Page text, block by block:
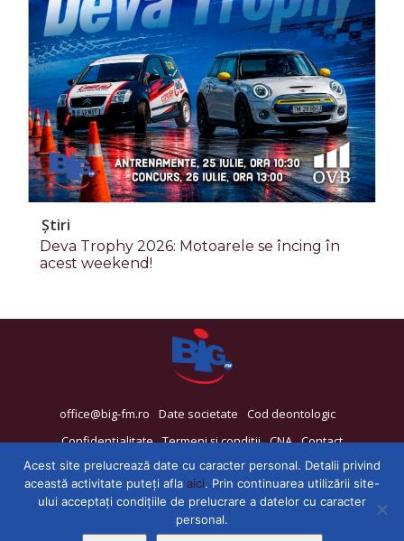
Știri
Deva Trophy 2026: Motoarele se încing în
acest weekend!
office@big-fm.ro Date societate
Cod deontologic
Confidențialitate Termeni și condiții CNA Contact
Acest site prelucrează date cu caracter personal. Detalii privind
această activitate puteți afla aici. Prin continuarea utilizării site-
ului acceptați condițiile de prelucrare a datelor cu caracter
personal.